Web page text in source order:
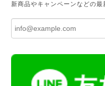
新商品やキャンペーンなどの最